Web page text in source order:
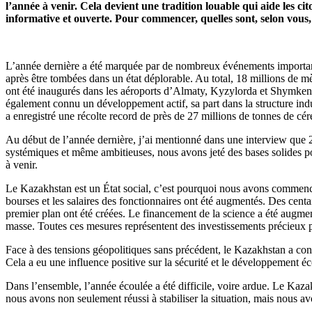
l’année à venir. Cela devient une tradition louable qui aide les
informative et ouverte. Pour commencer, quelles sont, selon
L’année dernière a été marquée par de nombreux événements
après être tombées dans un état déplorable. Au total, 18 millions de
ont été inaugurés dans les aéroports d’Almaty, Kyzylorda et
également connu un développement actif, sa part dans la structure
a enregistré une récolte record de près de 27 millions de tonnes de
Au début de l’année dernière, j’ai mentionné dans une interview
systémiques et même ambitieuses, nous avons jeté des bases
à venir.
Le Kazakhstan est un État social, c’est pourquoi nous avons
bourses et les salaires des fonctionnaires ont été augmentés. Des
premier plan ont été créées. Le financement de la science a été
masse. Toutes ces mesures représentent des investissements
Face à des tensions géopolitiques sans précédent, le Kazakhstan a
Cela a eu une influence positive sur la sécurité et le développement
Dans l’ensemble, l’année écoulée a été difficile, voire ardue. Le
nous avons non seulement réussi à stabiliser la situation, mais nous